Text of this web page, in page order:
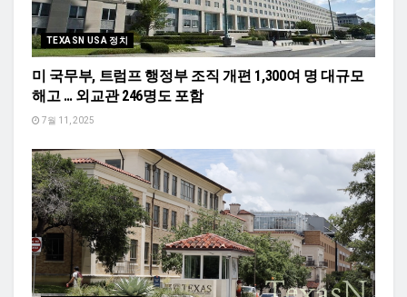
TEXASN USA 정치
미 국무부, 트럼프 행정부 조직 개편 1,300여 명 대규모
해고 … 외교관 246명도 포함
7월 11, 2025